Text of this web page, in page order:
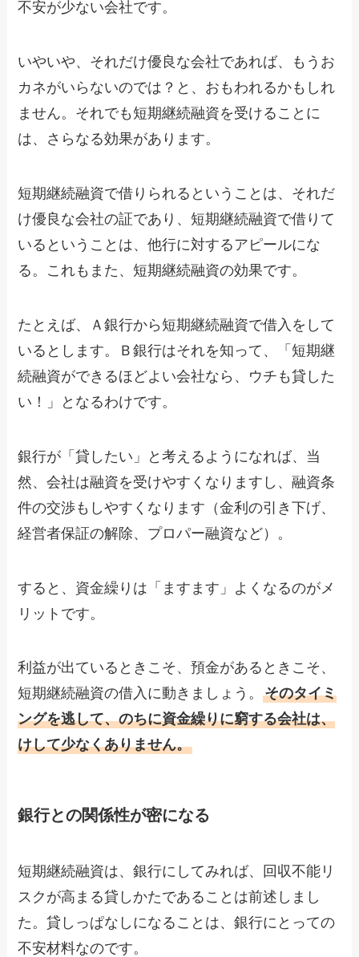
不安が少ない会社です。
いやいや、それだけ優良な会社であれば、もうお
カネがいらないのでは？と、おもわれるかもしれ
ません。それでも短期継続融資を受けることに
は、さらなる効果があります。
短期継続融資で借りられるということは、それだ
け優良な会社の証であり、短期継続融資で借りて
いるということは、他行に対するアピールにな
る。これもまた、短期継続融資の効果です。
たとえば、Ａ銀行から短期継続融資で借入をして
いるとします。Ｂ銀行はそれを知って、「短期継
続融資ができるほどよい会社なら、ウチも貸した
い！」となるわけです。
銀行が「貸したい」と考えるようになれば、当
然、会社は融資を受けやすくなりますし、融資条
件の交渉もしやすくなります（金利の引き下げ、
経営者保証の解除、プロパー融資など）。
すると、資金繰りは「ますます」よくなるのがメ
リットです。
利益が出ているときこそ、預金があるときこそ、
短期継続融資の借入に動きましょう。そのタイミ
ングを逃して、のちに資金繰りに窮する会社は、
けして少なくありません。
銀行との関係性が密になる
短期継続融資は、銀行にしてみれば、回収不能リ
スクが高まる貸しかたであることは前述しまし
た。貸しっぱなしになることは、銀行にとっての
不安材料なのです。